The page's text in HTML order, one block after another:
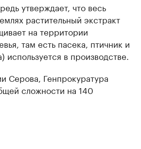
утверждает, что весь
растительный экстракт
на территории
там есть пасека, птичник и
используется в производстве.
Серова, Генпрокуратура
сложности на 140